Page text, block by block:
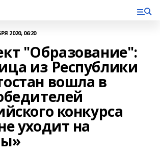
2020, 06:20
"Образование":
из Республики
вошла в
конкурса
уходит на